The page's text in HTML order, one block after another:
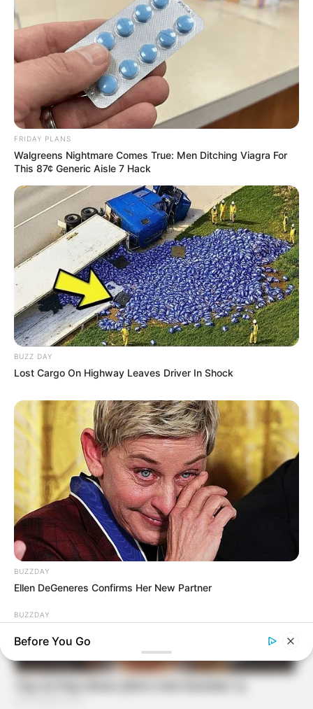
FRIDAY PLANS
Walgreens Nightmare Comes True: Men Ditching Viagra For
This 87¢ Generic Aisle 7 Hack
BUZZ DAY
Lost Cargo On Highway Leaves Driver In Shock
BUZZDAY
Ellen DeGeneres Confirms Her New Partner
BUZZDAY
Before You Go